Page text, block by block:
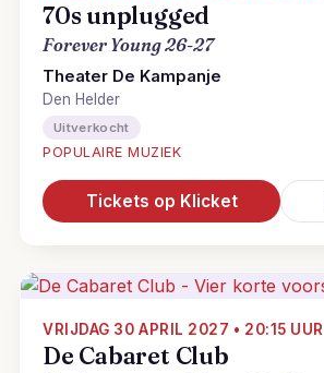
70s unplugged
Forever Young 26-27
Theater De Kampanje
Den Helder
Uitverkocht
POPULAIRE MUZIEK
Tickets op Klicket
VRIJDAG 30 APRIL 2027 • 20:15 UUR
De Cabaret Club